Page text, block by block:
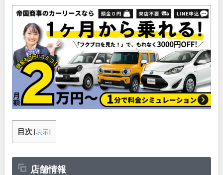
目次 [表示]
店舗情報